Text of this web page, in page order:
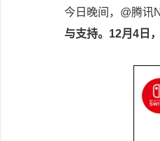
今日晚间，@腾讯
与支持。12月4日